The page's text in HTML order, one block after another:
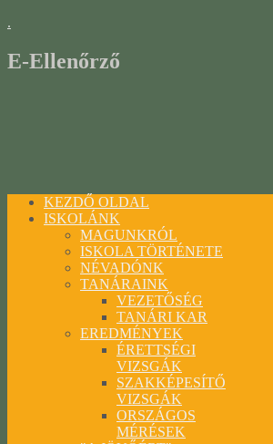
.
E-Ellenőrző
KEZDŐ OLDAL
ISKOLÁNK
MAGUNKRÓL
ISKOLA TÖRTÉNETE
NÉVADÓNK
TANÁRAINK
VEZETŐSÉG
TANÁRI KAR
EREDMÉNYEK
ÉRETTSÉGI
VIZSGÁK
SZAKKÉPESÍTŐ
VIZSGÁK
ORSZÁGOS
MÉRÉSEK